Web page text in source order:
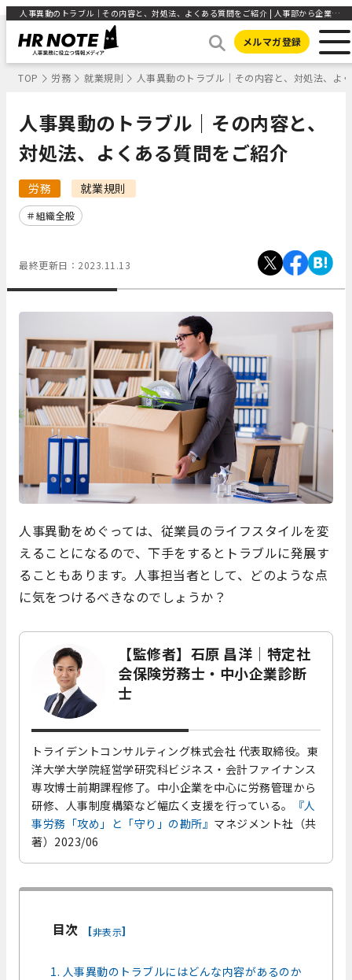
人事異動のトラブル｜その内容と、対処法、よくある質問をご紹介 | 人事部から企業成長を応援するメディアHR NOTE
メルマガ登録
TOP 労務 就業規則 人事異動のトラブル｜その内容と、対処法、よ
人事異動のトラブル｜その内容と、
対処法、よくある質問をご紹介
労務 就業規則
組織全般
最終更新日： 2023.11.13
人事異動をめぐっては、従業員のライフスタイルを変
えることになるので、下手をするとトラブルに発展す
ることもあります。人事担当者として、どのような点
に気をつけるべきなのでしょうか？
【監修者】石原 昌洋｜特定社
会保険労務士・中小企業診断
士
トライデントコンサルティング株式会社 代表取締役。東
洋大学大学院経営学研究科ビジネス・会計ファイナンス
専攻博士前期課程修了。中小企業を中心に労務管理から
研修、人事制度構築など幅広く支援を行っている。
『人
事労務「攻め」と「守り」の勘所』 マネジメント社（共
著）2023/06
目次 [非表示]
1. 人事異動のトラブルにはどんな内容があるのか